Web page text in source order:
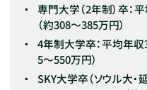
専門大学（2年制）卒：
（約308〜385万円）
4年制大学卒：平均年収
5〜550万円）
SKY大学卒（ソウル大・